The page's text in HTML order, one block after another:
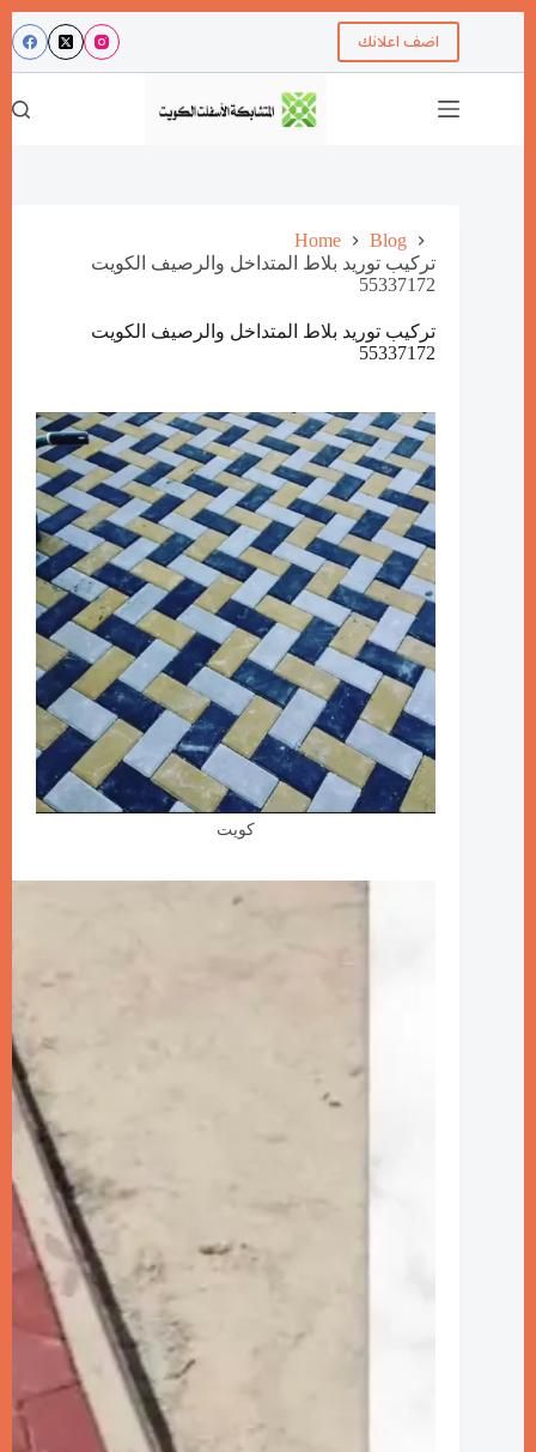
اضف اعلانك
Home
Blog
تركيب توريد بلاط المتداخل والرصيف الكويت
55337172
تركيب توريد بلاط المتداخل والرصيف الكويت
55337172
كويت
Video